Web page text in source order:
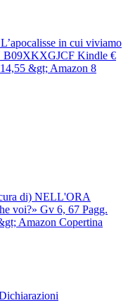
in cui viviamo
B09XKXGJCF Kindle €
&gt; Amazon 8
di) NELL'ORA
voi?» Gv 6, 67 Pagg.
Amazon Copertina